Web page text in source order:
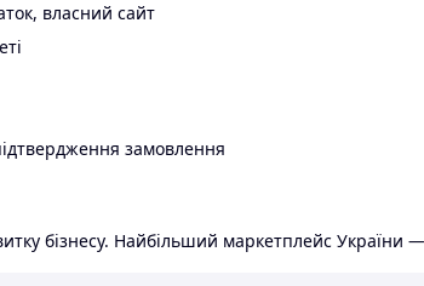
власний сайт
замовлення
бізнесу. Найбільший маркетплейс України